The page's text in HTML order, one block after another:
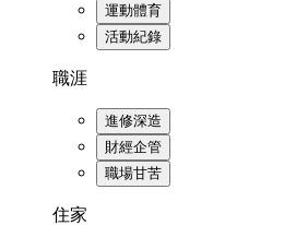
運動體育
活動紀錄
職涯
進修深造
財經企管
職場甘苦
住家